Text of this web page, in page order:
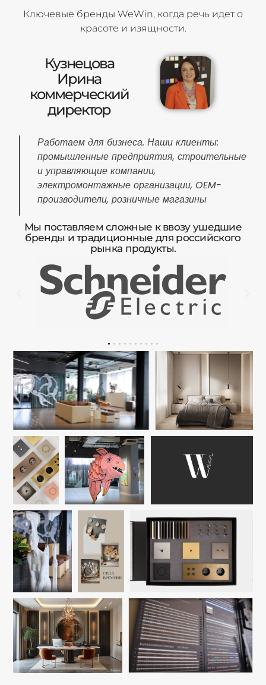
Ключевые бренды WeWin, когда речь идет о
красоте и изящности.
Кузнецова
Ирина
коммерческий
директор
Работаем для бизнеса. Наши клиенты:
промышленные предприятия, строительные
и управляющие компании,
электромонтажные организации, OEM-
производители, розничные магазины
Мы поставляем сложные к ввозу ушедшие
бренды и традиционные для российского
рынка продукты.